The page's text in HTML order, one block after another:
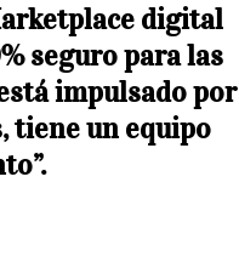
digital
seguro para las
impulsado por
tiene un equipo